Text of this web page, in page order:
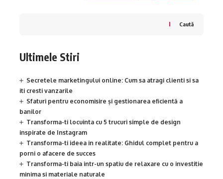
Caută
Ultimele Stiri
Secretele marketingului online: Cum sa atragi clienti si sa
iti cresti vanzarile
Sfaturi pentru economisire și gestionarea eficientă a
banilor
Transforma-ti locuinta cu 5 trucuri simple de design
inspirate de Instagram
Transforma-ti ideea in realitate: Ghidul complet pentru a
porni o afacere de succes
Transforma-ti baia intr-un spatiu de relaxare cu o investitie
minima si materiale naturale